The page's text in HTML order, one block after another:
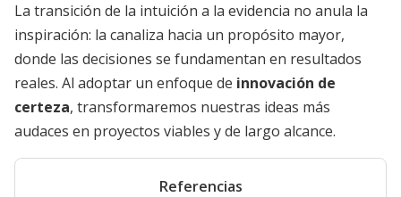
La transición de la intuición a la evidencia no anula la
inspiración: la canaliza hacia un propósito mayor,
donde las decisiones se fundamentan en resultados
reales. Al adoptar un enfoque de innovación de
certeza, transformaremos nuestras ideas más
audaces en proyectos viables y de largo alcance.
Referencias